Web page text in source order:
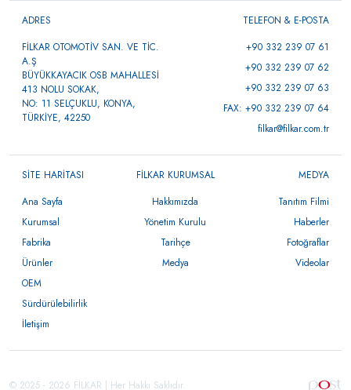
ADRES
FİLKAR OTOMOTİV SAN. VE TİC.
A.Ş
BÜYÜKKAYACIK OSB MAHALLESİ
413 NOLU SOKAK,
NO: 11 SELÇUKLU, KONYA,
TÜRKİYE, 42250
TELEFON & E-POSTA
+90 332 239 07 61
+90 332 239 07 62
+90 332 239 07 63
FAX: +90 332 239 07 64
filkar@filkar.com.tr
SİTE HARİTASI
Ana Sayfa
Kurumsal
Fabrika
Ürünler
OEM
Sürdürülebilirlik
İletişim
FİLKAR KURUMSAL
Hakkımızda
Yönetim Kurulu
Tarihçe
Medya
MEDYA
Tanıtım Filmi
Haberler
Fotoğraflar
Videolar
© 2025 - 2026 FİLKAR | Her Hakkı Saklıdır.